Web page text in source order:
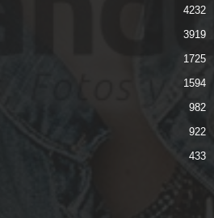
4232
3919
1725
1594
982
922
433